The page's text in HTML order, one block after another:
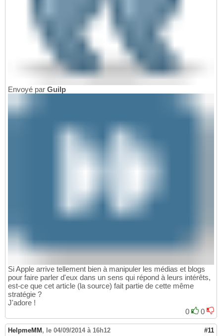
Envoyé par Guilp
Si Apple arrive tellement bien à manipuler les médias et blogs
pour faire parler d'eux dans un sens qui répond à leurs intérêts,
est-ce que cet article (la source) fait partie de cette même
stratégie ?
J'adore !
0
0
HelpmeMM , le 04/09/2014 à 16h12 #11